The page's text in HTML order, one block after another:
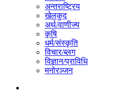
अन्तराष्ट्रिय
खेलकुद
अर्थ/वाणीज्य
कृषि
धर्म/संस्कृति
विचार/ब्लग
विज्ञान/प्राविधि
मनोरञ्जन